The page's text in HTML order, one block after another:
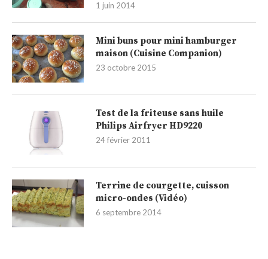
1 juin 2014
Mini buns pour mini hamburger
maison (Cuisine Companion)
23 octobre 2015
Test de la friteuse sans huile
Philips Airfryer HD9220
24 février 2011
Terrine de courgette, cuisson
micro-ondes (Vidéo)
6 septembre 2014